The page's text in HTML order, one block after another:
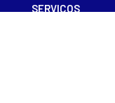
SERVIÇOS